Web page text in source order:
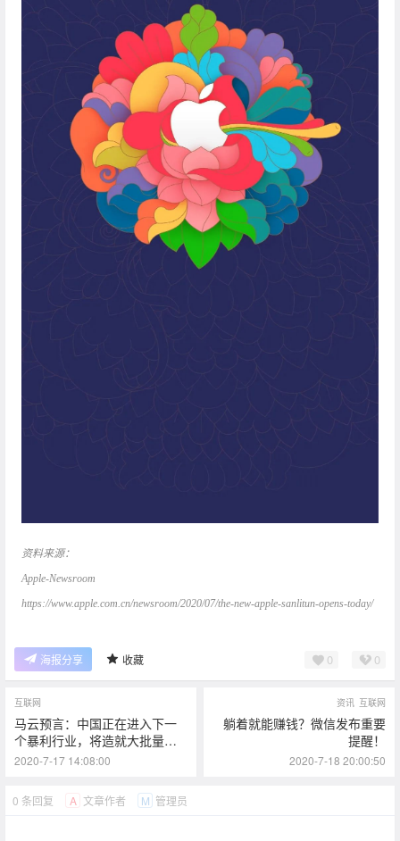
资料来源：
Apple-Newsroom
https://www.apple.com.cn/newsroom/2020/07/the-new-apple-sanlitun-opens-today/
海报分享 收藏 0 0
互联网
马云预言：中国正在进入下一
个暴利行业，将造就大批量富
翁，抓住一定致富！
2020-7-17 14:08:00
资讯 互联网
躺着就能赚钱？微信发布重要
提醒！
2020-7-18 20:00:50
0 条回复 A 文章作者 M 管理员